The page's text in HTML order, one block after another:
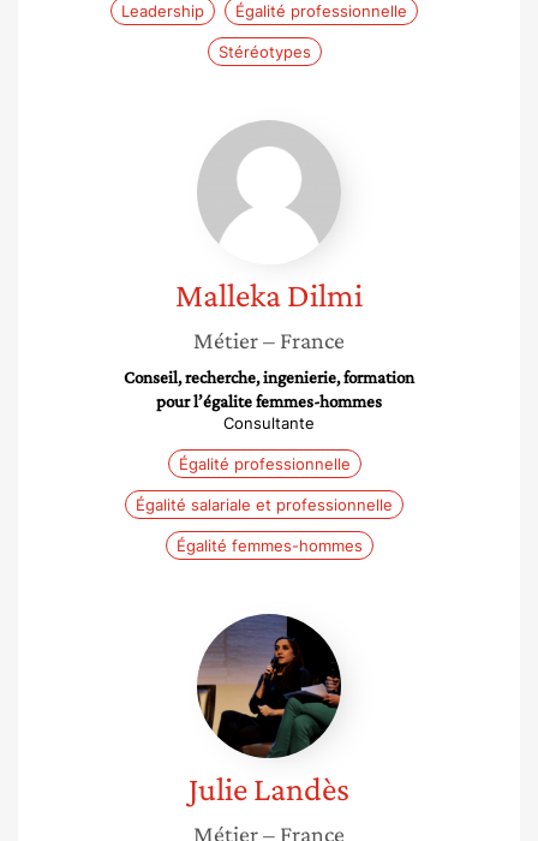
Leadership Égalité professionnelle
Stéréotypes
Malleka
Dilmi
MallekaDilmi
Métier– France
Conseil, recherche, ingenierie, formation
pour l’égalite femmes-hommes
Consultante
Égalité professionnelle
Égalité salariale et professionnelle
Égalité femmes-hommes
Julie
Landès
JulieLandès
Métier– France